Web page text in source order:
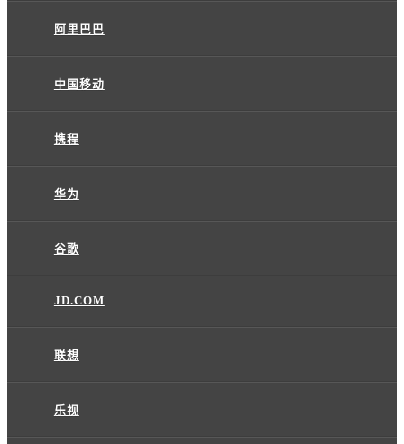
阿里巴巴
中国移动
携程
华为
谷歌
JD.COM
联想
乐视